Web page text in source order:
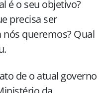
é o seu objetivo?
precisa ser
queremos? Qual
de o atual governo